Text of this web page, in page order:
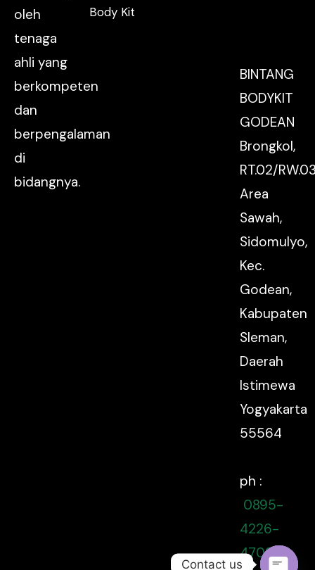
oleh
tenaga
ahli yang
berkompeten
dan
berpengalaman
di
bidangnya.
Body Kit
BINTANG
BODYKIT
GODEAN
Brongkol,
RT.02/
Area
Sawah,
Sidomulyo,
Kec.
Godean,
Kabupaten
Sleman,
Daerah
Istimewa
Yogyakarta
55564
ph :
0895-
4226-
47080
Contact us